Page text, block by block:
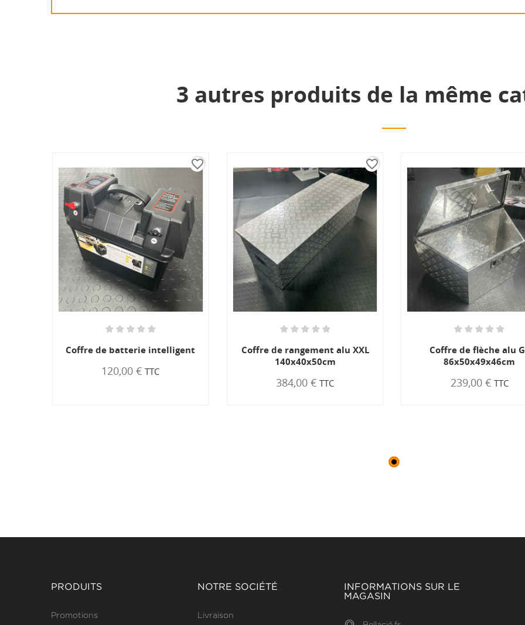
3 autres produits de la même
Coffre de batterie intelligent
120,00 € TTC
favorite_border
Coffre de rangement alu XXL
140x40x50cm
384,00 € TTC
favorite_border
Coffre de flèche alu
86x50x49x46cm
239,00 € TTC
PRODUITS
Promotions
NOTRE SOCIÉTÉ
Livraison
INFORMATIONS SUR LE
MAGASIN